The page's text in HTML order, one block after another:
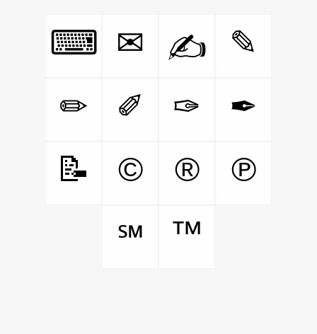
⌨ ✉ ✍
✎
✏
✐ ✑
✒
📝
© ®
℗
℠
™